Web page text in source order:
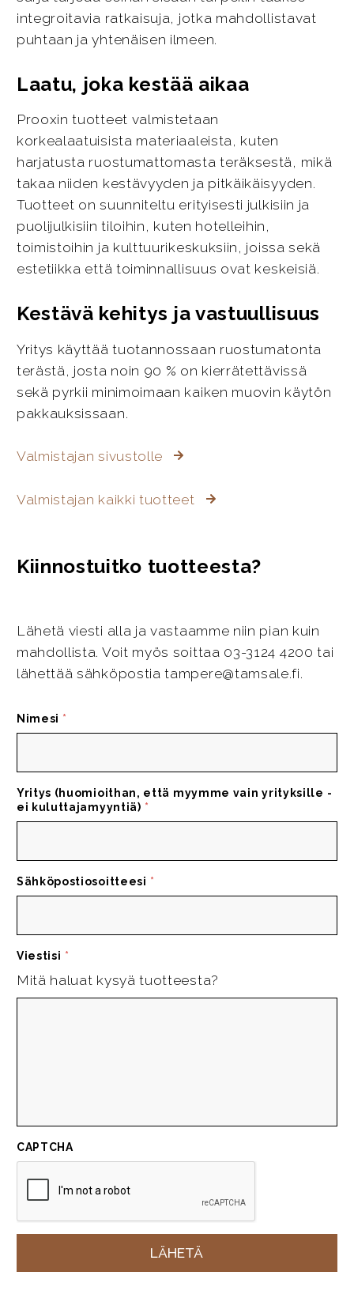
integroitavia ratkaisuja, jotka mahdollistavat
puhtaan ja yhtenäisen ilmeen.
Laatu, joka kestää aikaa
Prooxin tuotteet valmistetaan
korkealaatuisista materiaaleista, kuten
harjatusta ruostumattomasta teräksestä, mikä
takaa niiden kestävyyden ja pitkäikäisyyden.
Tuotteet on suunniteltu erityisesti julkisiin ja
puolijulkisiin tiloihin, kuten hotelleihin,
toimistoihin ja kulttuurikeskuksiin, joissa sekä
estetiikka että toiminnallisuus ovat keskeisiä.
Kestävä kehitys ja vastuullisuus
Yritys käyttää tuotannossaan ruostumatonta
terästä, josta noin 90 % on kierrätettävissä
sekä pyrkii minimoimaan kaiken muovin käytön
pakkauksissaan.
Valmistajan sivustolle
Valmistajan kaikki tuotteet
Kiinnostuitko tuotteesta?
Lähetä viesti alla ja vastaamme niin pian kuin
mahdollista. Voit myös soittaa 03-3124 4200 tai
lähettää sähköpostia tampere@tamsale.fi.
Nimesi *
Yritys (huomioithan, että myymme vain yrityksille -
ei kuluttajamyyntiä) *
Sähköpostiosoitteesi *
Viestisi *
Mitä haluat kysyä tuotteesta?
CAPTCHA